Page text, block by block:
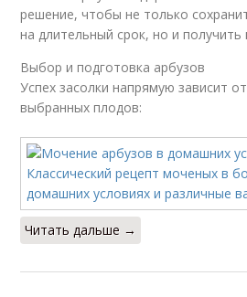
решение, чтобы не только
на длительный срок, но и
Выбор и подготовка арбузов
Успех засолки напрямую зависит
выбранных плодов:
Читать дальше →